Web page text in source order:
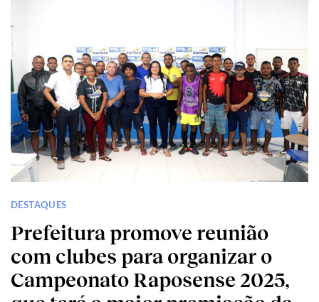
DESTAQUES
Prefeitura promove reunião
com clubes para organizar o
Campeonato Raposense 2025,